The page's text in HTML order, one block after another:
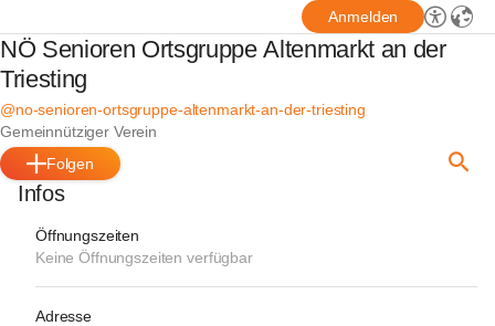
Anmelden
NÖ Senioren Ortsgruppe Altenmarkt an der
Triesting
@no-senioren-ortsgruppe-altenmarkt-an-der-triesting
Gemeinnütziger Verein
Folgen
Infos
Öffnungszeiten
Keine Öffnungszeiten verfügbar
Adresse